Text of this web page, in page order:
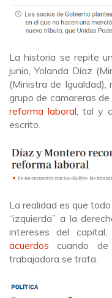
La historia se repite
junio, Yolanda Díaz
(Ministra de Igualdad),
grupo de camareras de
reforma laboral, tal y
escrito.
La realidad es que
“izquierda” a la
intereses del
acuerdos cuando
trabajadora se trata.